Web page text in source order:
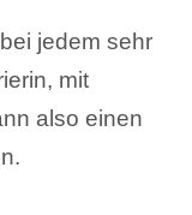
jedem sehr
mit
also einen